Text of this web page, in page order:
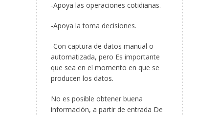
-Apoya las operaciones cotidianas.
-Apoya la toma decisiones.
-Con captura de datos manual o
automatizada, pero Es importante
que sea en el momento en que se
producen los datos.
No es posible obtener buena
información, a partir de entrada De